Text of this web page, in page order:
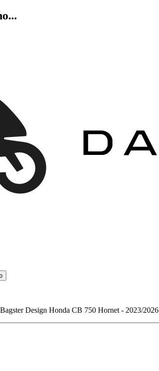
Design Honda CB 750 Hornet - 2023/2026